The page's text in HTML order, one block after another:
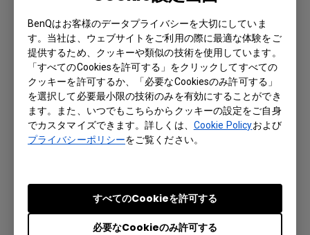
BenQはお客様のデータプライバシーを大切にしていま
す。当社は、ウェブサイトをご利用の際に最適な体験をご
提供するため、クッキーや類似の技術を使用しています。
「すべてのCookiesを許可する」をクリックしてすべての
クッキーを許可するか、「必要なCookiesのみ許可する」
を選択して必要最小限の技術のみを有効にすることができ
ます。また、いつでもこちらからクッキーの設定をご自身
でカスタマイズできます。詳しくは、 Cookie Policyおよび
プライバシーポリシーをご覧ください。
必要なCookieのみ許可する
すべてのCookieを許可する
プレビュー | ダウンロード
User Manual
言語: English
プレビュー | ダウンロード